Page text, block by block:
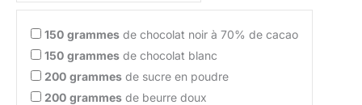
150 grammes de chocolat noir à 70% de cacao
150 grammes de chocolat blanc
200 grammes de sucre en poudre
200 grammes de beurre doux